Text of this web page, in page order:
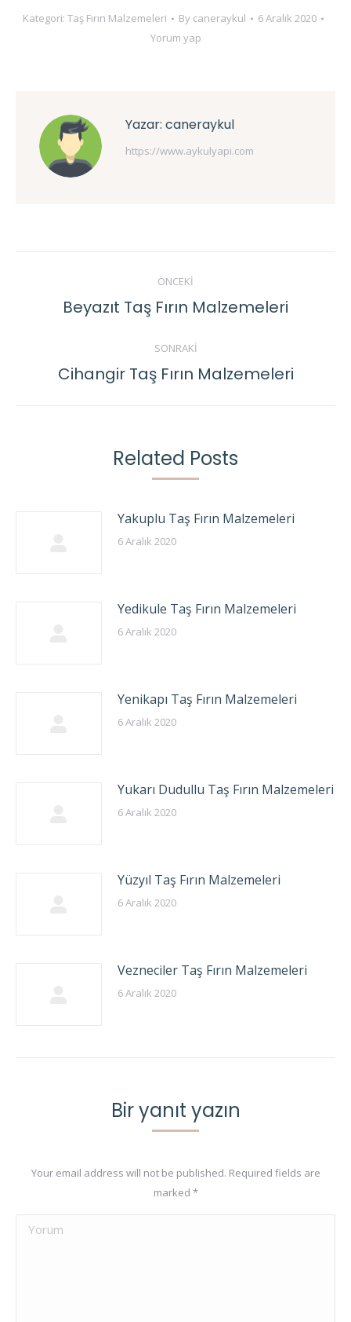
Kategori: Taş Fırın Malzemeleri By caneraykul
6 Aralık 2020
Yorum yap
Yazar: caneraykul
https://www.aykulyapi.com
navigation
ÖNCEKI
Previous
Beyazıt Taş Fırın Malzemeleri
SONRAKI
Next
Cihangir Taş Fırın Malzemeleri
Related Posts
Yakuplu Taş Fırın Malzemeleri
6 Aralık 2020
Yedikule Taş Fırın Malzemeleri
6 Aralık 2020
Yenikapı Taş Fırın Malzemeleri
6 Aralık 2020
Yukarı Dudullu Taş Fırın Malzemeleri
6 Aralık 2020
Yüzyıl Taş Fırın Malzemeleri
6 Aralık 2020
Vezneciler Taş Fırın Malzemeleri
6 Aralık 2020
Bir yanıt yazın
Your email address will not be published. Required fields are
marked *
Yorum